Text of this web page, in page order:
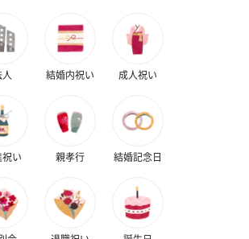
結婚内祝い 成人祝い
い 親孝行 結婚記念日